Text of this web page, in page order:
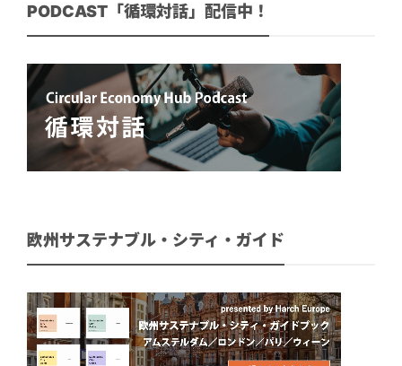
PODCAST「循環対話」配信中！
欧州サステナブル・シティ・ガイド